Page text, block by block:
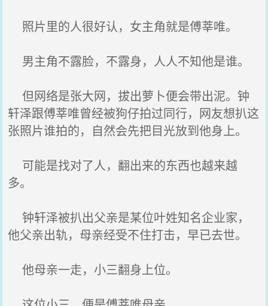
照片里的人很好认，女主角就是傅莘唯。
男主角不露脸，不露身，人人不知他是谁。
但网络是张大网，拔出萝卜便会带出泥。钟
轩泽跟傅莘唯曾经被狗仔拍过同行，网友想扒这
张照片谁拍的，自然会先把目光放到他身上。
可能是找对了人，翻出来的东西也越来越
多。
钟轩泽被扒出父亲是某位叶姓知名企业家，
他父亲出轨，母亲经受不住打击，早已去世。
他母亲一走，小三翻身上位。